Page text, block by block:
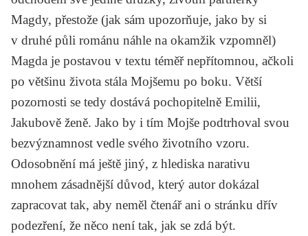
Magdy, přestože (jak sám upozorňuje, jako by si
v druhé půli románu náhle na okamžik vzpomněl)
Magda je postavou v textu téměř nepřítomnou, ačkoli
po většinu života stála Mojšemu po boku. Větší
pozornosti se tedy dostává pochopitelně Emilii,
Jakubově ženě. Jako by i tím Mojše podtrhoval svou
bezvýznamnost vedle svého životního vzoru.
Odosobnění má ještě jiný, z hlediska narativu
mnohem zásadnější důvod, který autor dokázal
zapracovat tak, aby neměl čtenář ani o stránku dřív
podezření, že něco není tak, jak se zdá být.